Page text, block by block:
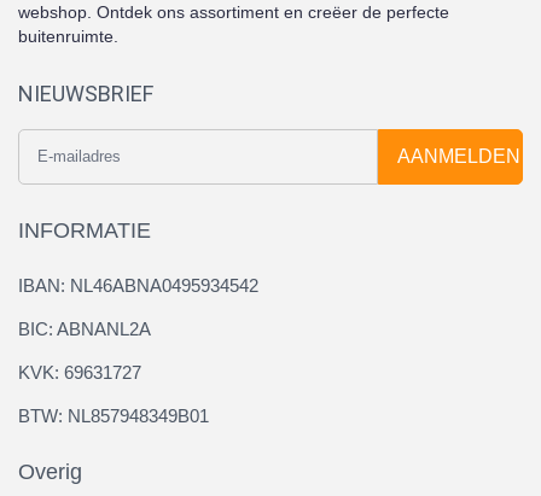
webshop. Ontdek ons assortiment en creëer de perfecte
buitenruimte.
NIEUWSBRIEF
AANMELDEN
INFORMATIE
IBAN: NL46ABNA0495934542
BIC: ABNANL2A
KVK: 69631727
BTW: NL857948349B01
Overig